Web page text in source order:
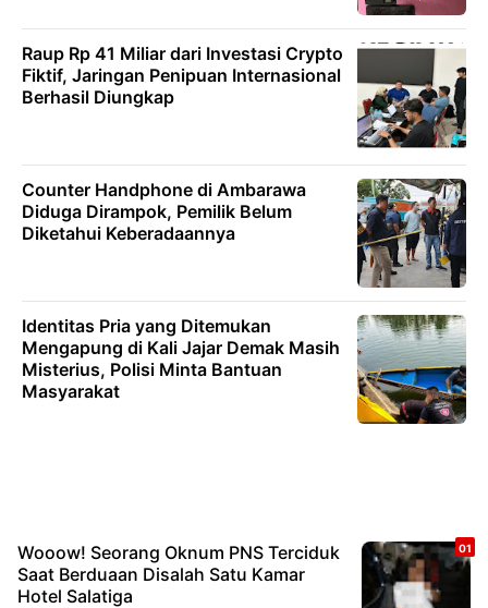
Raup Rp 41 Miliar dari Investasi Crypto
Fiktif, Jaringan Penipuan Internasional
Berhasil Diungkap
Counter Handphone di Ambarawa
Diduga Dirampok, Pemilik Belum
Diketahui Keberadaannya
Identitas Pria yang Ditemukan
Mengapung di Kali Jajar Demak Masih
Misterius, Polisi Minta Bantuan
Masyarakat
Wooow! Seorang Oknum PNS Terciduk
Saat Berduaan Disalah Satu Kamar
Hotel Salatiga